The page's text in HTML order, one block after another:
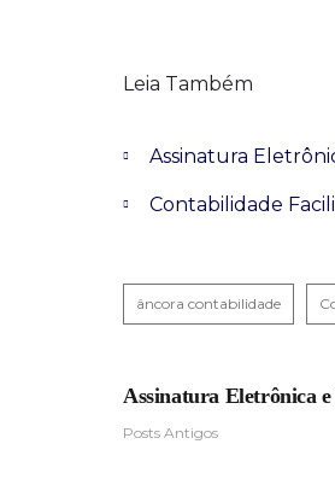
Leia Também
Assinatura
Contabilidade
âncora contabilidade
Assinatura Eletrônica
Posts Antigos